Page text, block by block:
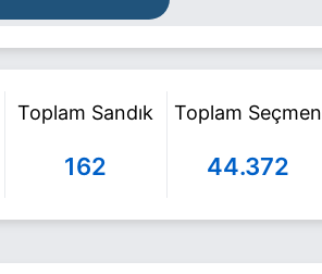
Toplam Sandık
162
Toplam Seçmen
44.372